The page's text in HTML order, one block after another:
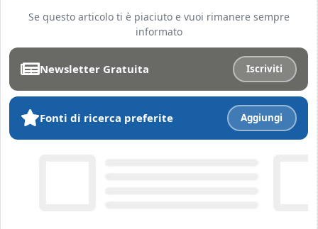
Se questo articolo ti è piaciuto e vuoi rimanere sempre
informato
Newsletter Gratuita Iscriviti
Fonti di ricerca preferite Aggiungi